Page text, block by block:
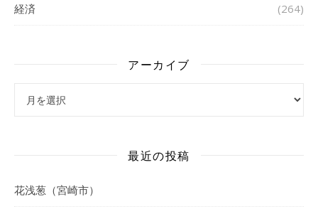
経済 (264)
アーカイブ
最近の投稿
花浅葱（宮崎市）